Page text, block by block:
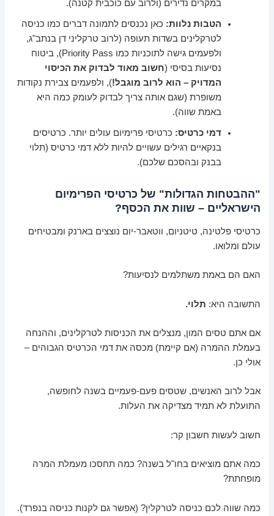
במקרים נדירים (ולרוב עם כוכבית קטנה).
הטבות נלוות: כאן נכנסים לתמונה דברים כמו כניסה
לטרקלינים בשדות תעופה (לרוב טרקליני דן בנתב"ג,
ולפעמים גישה לתוכניות כמו Priority Pass), ביטוח
נסיעות בסיסי (חשוב מאוד לבדוק את הכיסוי
המדויק – הוא לרוב מוגבל!), ולפעמים צבירת נקודות
משופרת (שגם אותה צריך לבדוק לעומק כמה היא
באמת שווה).
דמי כרטיס: כרטיסי פרימיום עולים יותר. כרטיסים
בנקאיים רגילים עשויים להיות ללא דמי כרטיס (תלוי
בבנק ובהסכם שלכם).
"ההבטחות הגדולות" של כרטיסי הפרימיום
הישראליים – שוות את הכסף?
כרטיסי פלטינה, טיטניום, ווטאבר-יום נוצצים בארנק ומבטיחים
עולם ומלואו.
האם הם באמת משתלמים לנסיעות?
התשובה היא: תלוי.
אם אתם טסים המון, מנצלים את הכניסות לטרקלינים, וההנחה
בעמלת ההמרה (אם קיימת) מכסה את דמי הכרטיס הגבוהים –
אולי כן.
אבל לרוב האנשים, שטסים פעם-פעמיים בשנה לחופשה,
התועלת לא תמיד מצדיקה את העלות.
חשוב לעשות חשבון קר:
כמה אתם מוציאים בחו"ל בשנה? כמה תחסכו מעמלת המרה
מופחתת?
כמה שווה לכם כניסה לטרקלין? (אפשר גם לקנות כניסה בנפרד).